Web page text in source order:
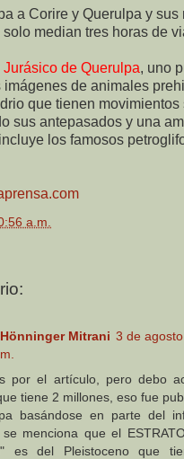
a Corire y Querulpa y sus
median tres horas de
Jurásico de Querulpa, uno
imágenes de animales
que tienen
sus antepasados y una
los famosos
a.m.
Mitrani 3 de
por el artículo, pero debo
tiene 2 millones, eso fue
basándose en parte del
menciona que el
es del Pleistoceno que